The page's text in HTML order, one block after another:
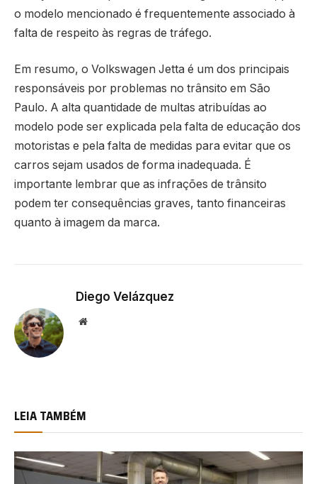
o modelo mencionado é frequentemente associado à
falta de respeito às regras de tráfego.
Em resumo, o Volkswagen Jetta é um dos principais
responsáveis por problemas no trânsito em São
Paulo. A alta quantidade de multas atribuídas ao
modelo pode ser explicada pela falta de educação dos
motoristas e pela falta de medidas para evitar que os
carros sejam usados de forma inadequada. É
importante lembrar que as infrações de trânsito
podem ter consequências graves, tanto financeiras
quanto à imagem da marca.
Diego Velázquez
Website
LEIA TAMBÉM